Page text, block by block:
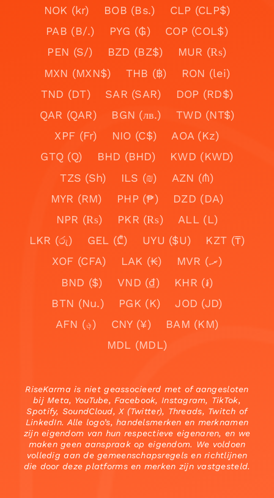
NOK (kr)
BOB (Bs.)
CLP (CLP$)
PAB (B/.)
PYG (₲)
COP (COL$)
PEN (S/)
BZD (BZ$)
MUR (₨)
MXN (MXN$)
THB (฿)
RON (lei)
TND (DT)
SAR (SAR)
DOP (RD$)
QAR (QAR)
BGN (лв.)
TWD (NT$)
XPF (Fr)
NIO (C$)
AOA (Kz)
GTQ (Q)
BHD (BHD)
KWD (KWD)
TZS (Sh)
ILS (₪)
AZN (₼)
MYR (RM)
PHP (₱)
DZD (DA)
NPR (₨)
PKR (₨)
ALL (L)
LKR (රු)
GEL (₾) UYU ($U)
KZT (₸)
XOF (CFA)
LAK (₭)
MVR (.ރ)
BND ($)
VND (₫)
KHR (៛)
BTN (Nu.)
PGK (K)
JOD (JD)
AFN (؋)
CNY (¥)
BAM (KM)
MDL (MDL)
RiseKarma is niet geassocieerd met of aangesloten
bij Meta, YouTube, Facebook, Instagram, TikTok,
Spotify, SoundCloud, X (Twitter), Threads, Twitch of
LinkedIn. Alle logo’s, handelsmerken en merknamen
zijn eigendom van hun respectieve eigenaren, en we
maken geen aanspraak op eigendom. We voldoen
volledig aan de gemeenschapsregels en richtlijnen
die door deze platforms en merken zijn vastgesteld.